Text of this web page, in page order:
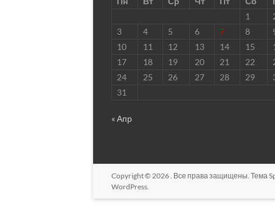
1
3
4 5 6 7 8
10
11 12 13 14 15
17
18 19 20 21 22
24
25 26 27 28 29
31
« Апр
Copyright © 2026 . Все права защищены. Тема
WordPress